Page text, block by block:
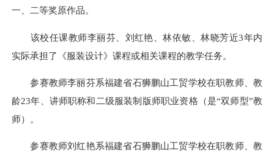
一、二等奖原作品。
该校任课教师李丽芬、刘红艳、林依敏、林晓芳近3年内
实际承担了《服装设计》课程或相关课程的教学任务。
参赛教师李丽芬系福建省石狮鹏山工贸学校在职教师、教
龄23年、讲师职称和二级服装制版师职业资格（是“双师型”教
师）。
参赛教师刘红艳系福建省石狮鹏山工贸学校在职教师、教